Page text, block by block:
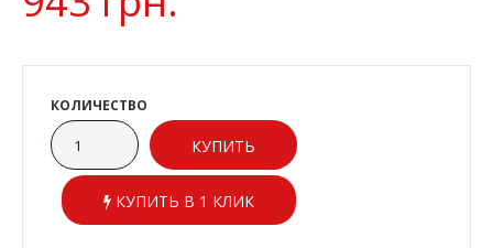
КОЛИЧЕСТВО
КУПИТЬ В 1 КЛИК